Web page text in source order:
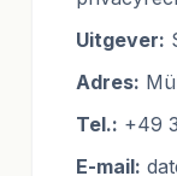
Uitgever:
Adres:
Tel.: +49
E-mail: